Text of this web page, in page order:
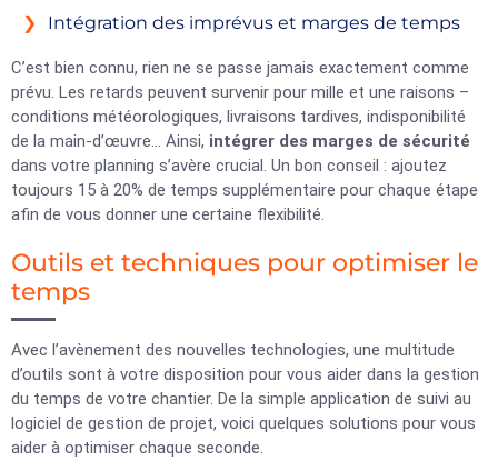
Intégration des imprévus et marges de temps
C’est bien connu, rien ne se passe jamais exactement comme
prévu. Les retards peuvent survenir pour mille et une raisons –
conditions météorologiques, livraisons tardives, indisponibilité
de la main-d’œuvre… Ainsi, intégrer des marges de sécurité
dans votre planning s’avère crucial. Un bon conseil : ajoutez
toujours 15 à 20% de temps supplémentaire pour chaque étape
afin de vous donner une certaine flexibilité.
Outils et techniques pour optimiser le
temps
Avec l’avènement des nouvelles technologies, une multitude
d’outils sont à votre disposition pour vous aider dans la gestion
du temps de votre chantier. De la simple application de suivi au
logiciel de gestion de projet, voici quelques solutions pour vous
aider à optimiser chaque seconde.